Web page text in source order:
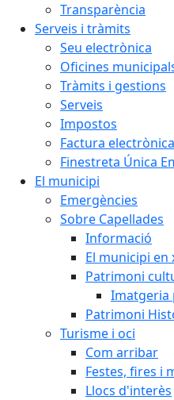
Transparència
Serveis i tràmits
Seu electrònica
Oficines
Tràmits i gestions
Serveis
Impostos
Factura electrònica
Finestreta Única
El municipi
Emergències
Sobre Capellades
Informació
El municipi en
Patrimoni
Imatgeria
Patrimoni
Turisme i oci
Com arribar
Festes, fires i
Llocs d'interès